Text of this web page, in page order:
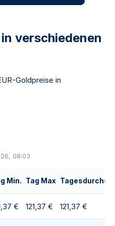
verschiedenen
Goldpreise in
08:03
Min. Tag Max
€ 121,37 € 121,37 €